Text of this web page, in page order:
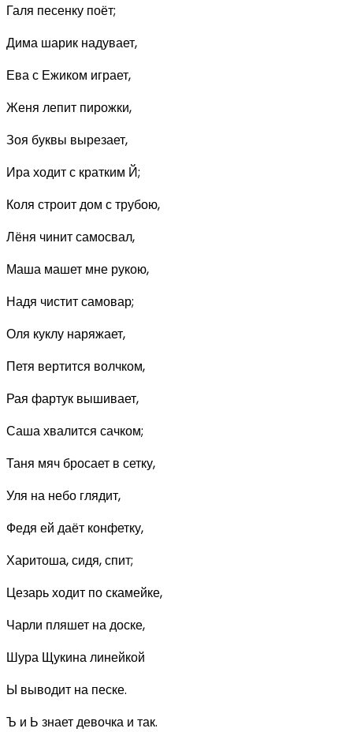
Галя песенку поёт;
Дима шарик надувает,
Ева с Ежиком играет,
Женя лепит пирожки,
Зоя буквы вырезает,
Ира ходит с кратким Й;
Коля строит дом с трубою,
Лёня чинит самосвал,
Маша машет мне рукою,
Надя чистит самовар;
Оля куклу наряжает,
Петя вертится волчком,
Рая фартук вышивает,
Саша хвалится сачком;
Таня мяч бросает в сетку,
Уля на небо глядит,
Федя ей даёт конфетку,
Харитоша, сидя, спит;
Цезарь ходит по скамейке,
Чарли пляшет на доске,
Шура Щукина линейкой
Ы выводит на песке.
Ъ и Ь знает девочка и так.